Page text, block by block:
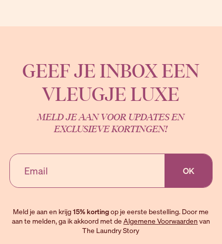
GEEF JE INBOX EEN
VLEUGJE LUXE
MELD JE AAN VOOR UPDATES EN
EXCLUSIEVE KORTINGEN!
OK
Meld je aan en krijg15% kortingop je eerste bestelling. Door me
aan te melden, ga ik akkoord met de Algemene Voorwaarden van
The Laundry Story